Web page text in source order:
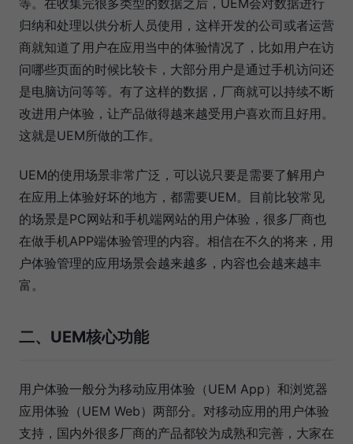
等。在收集完很多类型的数据之后，UEM会对数据进行
归纳和处理以供分析人员使用，这样开发的公司或者运营
商就知道了用户在应用当中的体验情况了，比如用户在访
问哪些页面的时候比较卡，大部分用户是通过手机访问还
是电脑访问等等。有了这样的数据，厂商就可以持续不断
改进用户体验，让产品做得越来越受用户喜欢而且好用。
这就是UEM所做的工作。
UEM的使用场景非常广泛，可以说只要是需要了解用户
在应用上体验好坏的地方，都需要UEM。目前比较常见
的场景是PC网站和手机端网站的用户体验，很多厂商也
在做手机APP端体验管理的内容。相信在不久的将来，用
户体验管理的应用场景会越来越多，内容也会越来越丰
富。
二、UEM核心功能
用户体验一般分为移动应用体验（UEM App）和浏览器
应用体验（UEM Web）两部分。对移动应用的用户体验
支持，国内外很多厂商的产品都较为成熟和完善，大家在